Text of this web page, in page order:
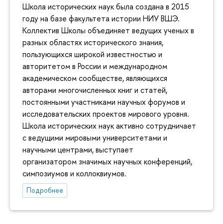
Школа исторических наук была создана в 2015
году на базе факультета истории НИУ ВШЭ.
Коллектив Школы объединяет ведущих ученых в
разных областях исторического знания,
пользующихся широкой известностью и
авторитетом в России и международном
академическом сообществе, являющихся
авторами многочисленных книг и статей,
постоянными участниками научных форумов и
исследовательских проектов мирового уровня.
Школа исторических наук активно сотрудничает
с ведущими мировыми университетами и
научными центрами, выступает
организатором значимых научных конференций,
симпозиумов и коллоквиумов.
Подробнее